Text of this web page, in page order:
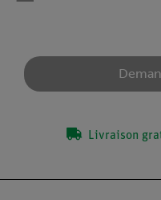
Livraison